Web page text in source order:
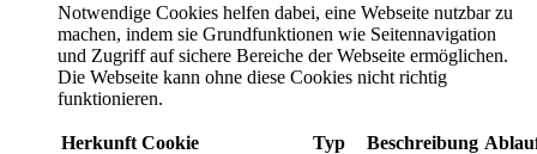
Notwendige Cookies helfen dabei, eine Webseite nutzbar zu
machen, indem sie Grundfunktionen wie Seitennavigation
und Zugriff auf sichere Bereiche der Webseite ermöglichen.
Die Webseite kann ohne diese Cookies nicht richtig
funktionieren.
Herkunft Cookie Typ Beschreibung